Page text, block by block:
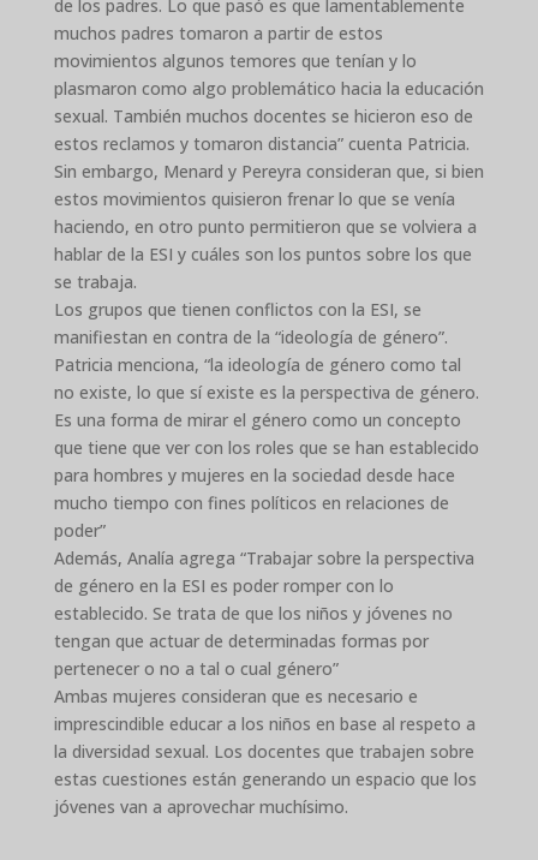
de los padres. Lo que pasó es que lamentablemente
muchos padres tomaron a partir de estos
movimientos algunos temores que tenían y lo
plasmaron como algo problemático hacia la educación
sexual. También muchos docentes se hicieron eso de
estos reclamos y tomaron distancia” cuenta Patricia.
Sin embargo, Menard y Pereyra consideran que, si bien
estos movimientos quisieron frenar lo que se venía
haciendo, en otro punto permitieron que se volviera a
hablar de la ESI y cuáles son los puntos sobre los que
se trabaja.
Los grupos que tienen conflictos con la ESI, se
manifiestan en contra de la “ideología de género”.
Patricia menciona, “la ideología de género como tal
no existe, lo que sí existe es la perspectiva de género.
Es una forma de mirar el género como un concepto
que tiene que ver con los roles que se han establecido
para hombres y mujeres en la sociedad desde hace
mucho tiempo con fines políticos en relaciones de
poder”
Además, Analía agrega “Trabajar sobre la perspectiva
de género en la ESI es poder romper con lo
establecido. Se trata de que los niños y jóvenes no
tengan que actuar de determinadas formas por
pertenecer o no a tal o cual género”
Ambas mujeres consideran que es necesario e
imprescindible educar a los niños en base al respeto a
la diversidad sexual. Los docentes que trabajen sobre
estas cuestiones están generando un espacio que los
jóvenes van a aprovechar muchísimo.